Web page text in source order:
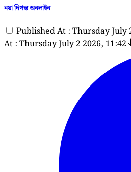
নয়া দিগন্ত অনলাইন
Published At : Thursday July
At : Thursday July 2 2026, 11:42